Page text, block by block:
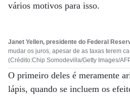
vários motivos para isso.
Janet Yellen, presidente do Federal
mudar os juros, apesar de as taxas terem
(Crédito:Chip Somodevilla/Getty Images/
O primeiro deles é meramente
lápis, quando se incluem os